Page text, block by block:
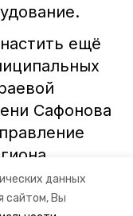
данных
сайтом, Вы
ещё
Сафонова
ск